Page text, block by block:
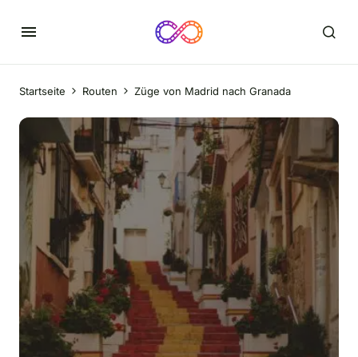
Startseite Routen Züge von Madrid nach Granada